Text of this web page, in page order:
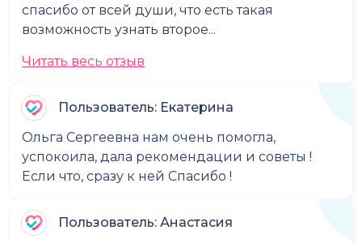
спасибо от всей души, что есть такая
возможность узнать второе...
Читать весь отзыв
Пользователь: Екатерина
Ольга Сергеевна нам очень помогла,
успокоила, дала рекомендации и советы !
Если что, сразу к ней Спасибо !
Пользователь: Анастасия